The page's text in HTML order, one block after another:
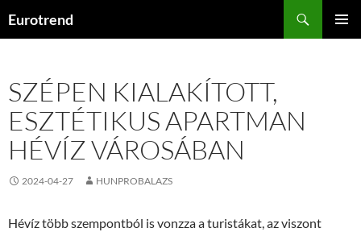
Eurotrend
SZÉPEN KIALAKÍTOTT,
ESZTÉTIKUS APARTMAN
HÉVÍZ VÁROSÁBAN
2024-04-27 HUNPROBALAZS
Hévíz több szempontból is vonzza a turistákat, az viszont